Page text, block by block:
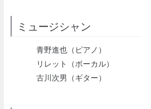
ミュージシャン
青野進也（ピアノ）
リレット（ボーカル）
古川次男（ギター）